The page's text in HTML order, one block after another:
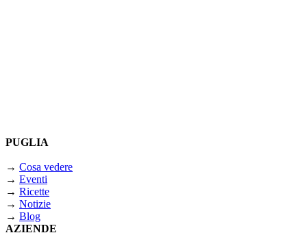
PUGLIA
→ Cosa vedere
→ Eventi
→ Ricette
→ Notizie
→ Blog
AZIENDE